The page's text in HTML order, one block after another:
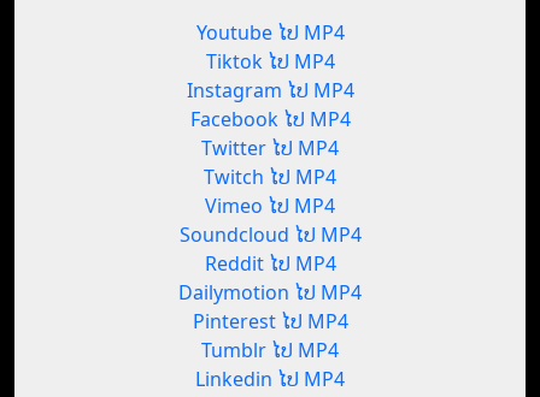
Youtube ໄປ MP4
Tiktok ໄປ MP4
Instagram ໄປ MP4
Facebook ໄປ MP4
Twitter ໄປ MP4
Twitch ໄປ MP4
Vimeo ໄປ MP4
Soundcloud ໄປ MP4
Reddit ໄປ MP4
Dailymotion ໄປ MP4
Pinterest ໄປ MP4
Tumblr ໄປ MP4
Linkedin ໄປ MP4